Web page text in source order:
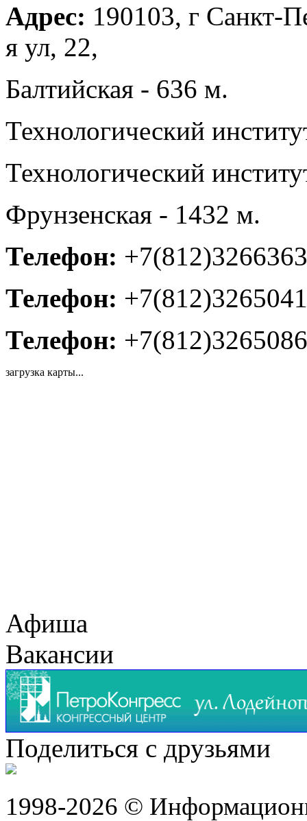
Адрес: 190103, г Санкт-
я ул, 22,
Балтийская - 636 м.
Технологический
Технологический
Фрунзенская - 1432 м.
Телефон: +7(812)3266363
Телефон: +7(812)3265041
Телефон: +7(812)3265086
загрузка карты...
Афиша
Вакансии
Поделиться с друзьями
1998-2026 ©